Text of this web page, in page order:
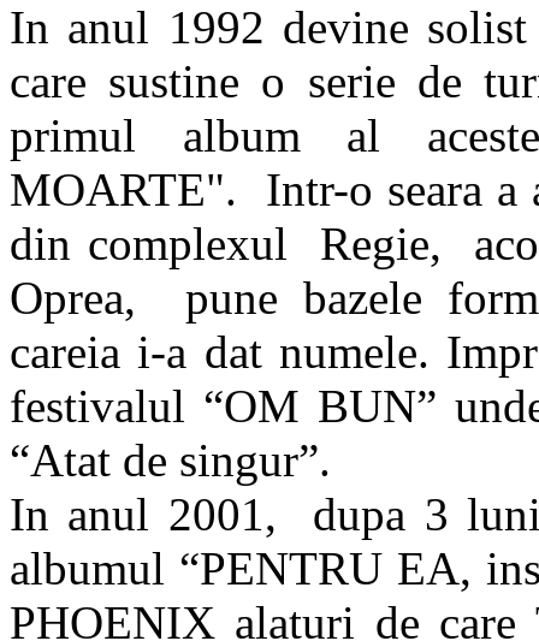
In anul 1992 devine
care sustine o serie de
primul album al
MOARTE". Intr-o seara a
din complexul Regie,
Oprea, pune bazele
careia i-a dat numele.
festivalul “OM BUN”
“Atat de singur”.
In anul 2001, dupa 3
albumul “PENTRU EA,
PHOENIX alaturi de